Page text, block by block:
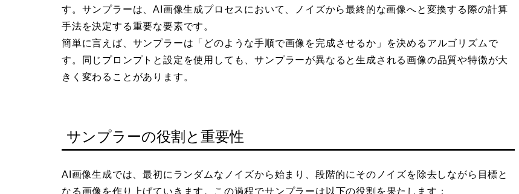
す。サンプラーは、AI画像生成プロセスにおいて、ノイズから最終的な画像へと変換する際の計算
手法を決定する重要な要素です。
簡単に言えば、サンプラーは「どのような手順で画像を完成させるか」を決めるアルゴリズムで
す。同じプロンプトと設定を使用しても、サンプラーが異なると生成される画像の品質や特徴が大
きく変わることがあります。
サンプラーの役割と重要性
AI画像生成では、最初にランダムなノイズから始まり、段階的にそのノイズを除去しながら目標と
なる画像を作り上げていきます。この過程でサンプラーは以下の役割を果たします：